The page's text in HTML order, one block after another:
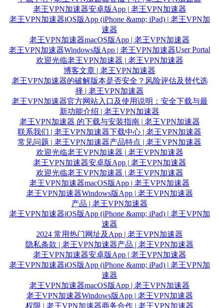
老王VPN加速器安卓版App | 老王VPN加速器
老王VPN加速器iOS版App (iPhone &amp; iPad) | 老王VPN加
速器
老王VPN加速器macOS版App | 老王VPN加速器
老王VPN加速器Windows版App | 老王VPN加速器User Portal
欢迎光临老王VPN加速器 | 老王VPN加速器
博客文章 | 老王VPN加速器
老王VPN加速器的破解版本是否安全？风险评估及替代选
择 | 老王VPN加速器
老王VPN加速器官方网站入口及使用说明：安全下载与最
新功能介绍 | 老王VPN加速器
老王VPN加速器 的下载与安装指南 | 老王VPN加速器
联系我们 | 老王VPN加速器下载中心 | 老王VPN加速器
常见问题 | 老王VPN加速器产品特点 | 老王VPN加速器
欢迎光临老王VPN加速器 | 老王VPN加速器
老王VPN加速器安卓版App | 老王VPN加速器
欢迎光临老王VPN加速器 | 老王VPN加速器
老王VPN加速器macOS版App | 老王VPN加速器
老王VPN加速器Windows版App | 老王VPN加速器
产品 | 老王VPN加速器
老王VPN加速器iOS版App (iPhone &amp; iPad) | 老王VPN加
速器
2024 常用热门网址及App | 老王VPN加速器
隐私条款 | 老王VPN加速器产品 | 老王VPN加速器
老王VPN加速器安卓版App | 老王VPN加速器
老王VPN加速器iOS版App (iPhone &amp; iPad) | 老王VPN加
速器
老王VPN加速器macOS版App | 老王VPN加速器
老王VPN加速器Windows版App | 老王VPN加速器
权限 | 老王VPN加速器商务合作 | 老王VPN加速器